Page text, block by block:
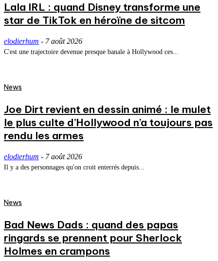
Lala IRL : quand Disney transforme une
star de TikTok en héroïne de sitcom
elodierhum - 7 août 2026
C'est une trajectoire devenue presque banale à Hollywood ces...
News
Joe Dirt revient en dessin animé : le mulet
le plus culte d’Hollywood n’a toujours pas
rendu les armes
elodierhum - 7 août 2026
Il y a des personnages qu'on croit enterrés depuis...
News
Bad News Dads : quand des papas
ringards se prennent pour Sherlock
Holmes en crampons